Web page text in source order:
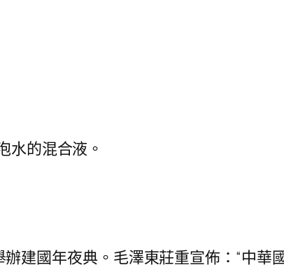
水的混合液。
建國年夜典。毛澤東莊重宣佈：“中華